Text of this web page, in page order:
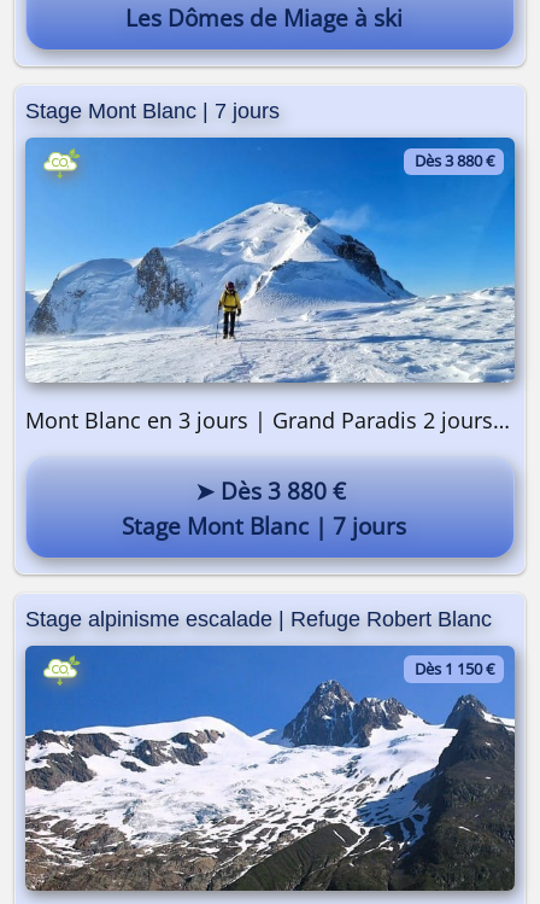
Les Dômes de Miage à ski
Stage Mont Blanc | 7 jours
Dès 3 880 €
Mont Blanc en 3 jours | Grand Paradis 2 jours | Préparation 2 jours
➤ Dès 3 880 €
Stage Mont Blanc | 7 jours
Stage alpinisme escalade | Refuge Robert Blanc
Dès 1 150 €